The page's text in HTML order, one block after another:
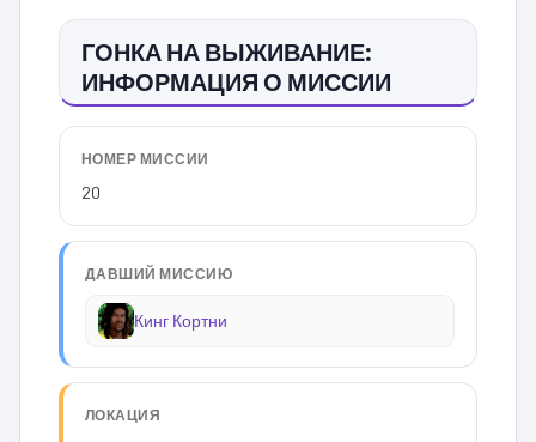
ГОНКА НА ВЫЖИВАНИЕ:
ИНФОРМАЦИЯ О МИССИИ
НОМЕР МИССИИ
20
ДАВШИЙ МИССИЮ
Кинг Кортни
ЛОКАЦИЯ